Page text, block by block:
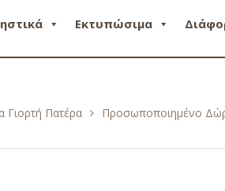
Εκτυπώσιμα
Γιορτή Πατέρα Προσωποποιημένο